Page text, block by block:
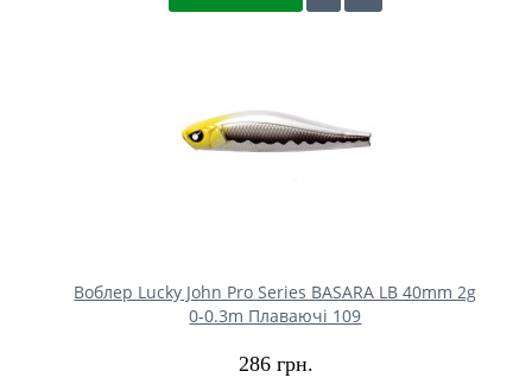
Воблер Lucky John Pro Series BASARA LB 40mm 2g
0-0.3m Плаваючі 109
286 грн.